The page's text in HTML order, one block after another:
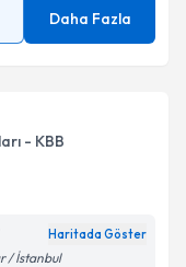
Daha Fazla
- KBB
Haritada Göster
/ İstanbul